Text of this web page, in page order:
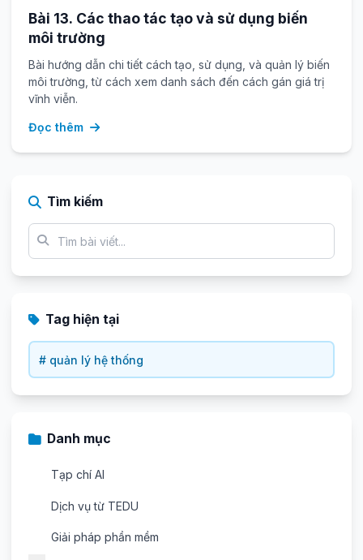
Bài 13. Các thao tác tạo và sử dụng biến
môi trường
Bài hướng dẫn chi tiết cách tạo, sử dụng, và quản lý biến
môi trường, từ cách xem danh sách đến cách gán giá trị
vĩnh viễn.
Đọc thêm
Tìm kiếm
Tag hiện tại
# quản lý hệ thống
Danh mục
Tạp chí AI
Dịch vụ từ TEDU
Giải pháp phần mềm